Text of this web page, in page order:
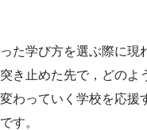
た学び方を選ぶ際に現
き止めた先で，どのよ
わっていく学校を応援
す。